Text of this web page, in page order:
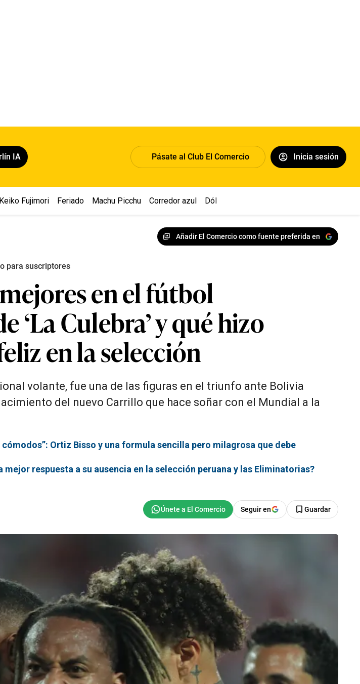
IA Pásate al Club El Comercio Inicia sesión
Keiko Fujimori Feriado Machu Picchu Corredor azul Dólar
Añadir El Comercio como fuente preferida en
para suscriptores
en el fútbol
‘La Culebra’ y qué hizo
en la selección
volante, fue una de las figuras en el triunfo ante Bolivia
del nuevo Carrillo que hace soñar con el Mundial a la
Ortiz Bisso y una formula sencilla pero milagrosa que debe
respuesta a su ausencia en la selección peruana y las Eliminatorias?
Seguir en Guardar